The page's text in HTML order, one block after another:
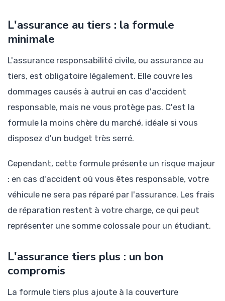
L'assurance au tiers : la formule
minimale
L'assurance responsabilité civile, ou assurance au
tiers, est obligatoire légalement. Elle couvre les
dommages causés à autrui en cas d'accident
responsable, mais ne vous protège pas. C'est la
formule la moins chère du marché, idéale si vous
disposez d'un budget très serré.
Cependant, cette formule présente un risque majeur
: en cas d'accident où vous êtes responsable, votre
véhicule ne sera pas réparé par l'assurance. Les frais
de réparation restent à votre charge, ce qui peut
représenter une somme colossale pour un étudiant.
L'assurance tiers plus : un bon
compromis
La formule tiers plus ajoute à la couverture